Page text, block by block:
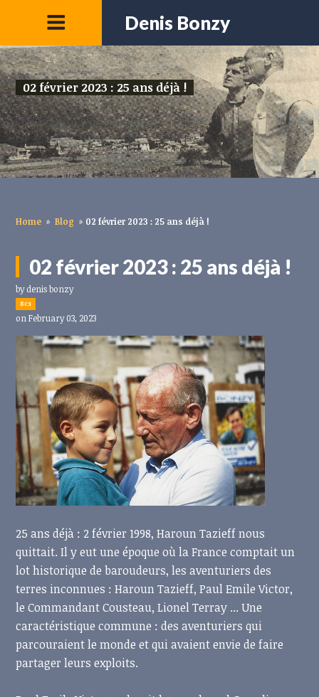
Denis Bonzy
02 février 2023 : 25 ans déjà !
Home » Blog » 02 février 2023 : 25 ans déjà !
02 février 2023 : 25 ans déjà !
bydenis bonzy
8cs
on February 03, 2023
25 ans déjà : 2 février 1998, Haroun Tazieff nous
quittait. Il y eut une époque où la France comptait un
lot historique de baroudeurs, les aventuriers des
terres inconnues : Haroun Tazieff, Paul Emile Victor,
le Commandant Cousteau, Lionel Terray ... Une
caractéristique commune : des aventuriers qui
parcouraient le monde et qui avaient envie de faire
partager leurs exploits.